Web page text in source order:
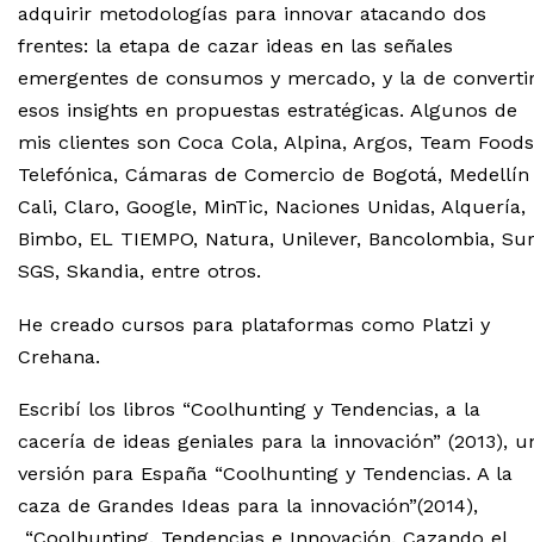
adquirir metodologías para innovar atacando dos
frentes: la etapa de cazar ideas en las señales
emergentes de consumos y mercado, y la de
esos insights en propuestas estratégicas. Algunos de
mis clientes son Coca Cola, Alpina, Argos, Team
Telefónica, Cámaras de Comercio de Bogotá, Medellín
Cali, Claro, Google, MinTic, Naciones Unidas, Alquería,
Bimbo, EL TIEMPO, Natura, Unilever, Bancolombia,
SGS, Skandia, entre otros.
He creado cursos para plataformas como Platzi y
Crehana.
Escribí los libros “Coolhunting y Tendencias, a la
cacería de ideas geniales para la innovación” (2013),
versión para España “Coolhunting y Tendencias. A la
caza de Grandes Ideas para la innovación”(2014),